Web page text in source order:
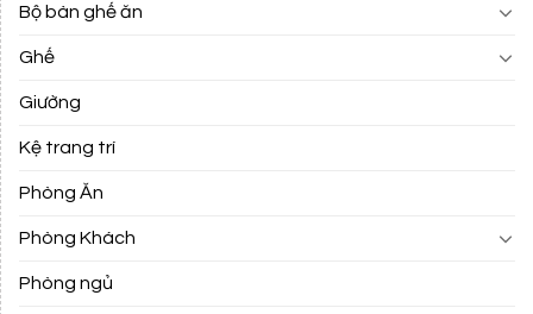
Bộ bàn ghế ăn
Ghế
Giường
Kệ trang trí
Phòng Ăn
Phòng Khách
Phòng ngủ